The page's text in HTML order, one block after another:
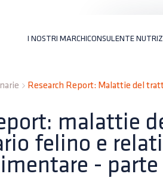
I NOSTRI MARCHICONSULENTE
Research Report: Malattie del
malattie
felino e
- parte